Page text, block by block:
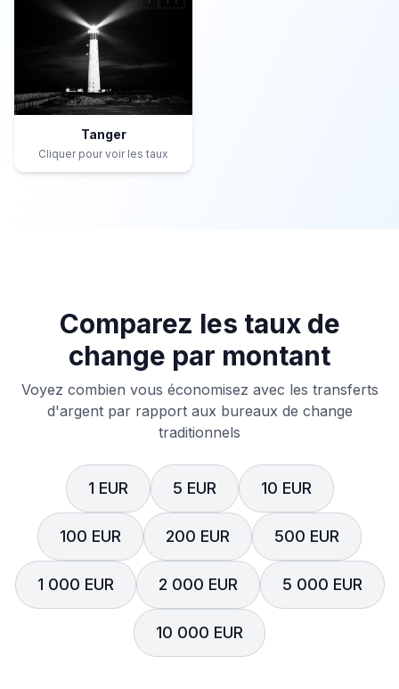
Tanger
Cliquer pour voir les taux
Comparez les taux de
change par montant
Voyez combien vous économisez avec les transferts
d'argent par rapport aux bureaux de change
traditionnels
1 EUR 5 EUR 10 EUR
100 EUR 200 EUR 500 EUR
1 000 EUR 2 000 EUR 5 000 EUR
10 000 EUR